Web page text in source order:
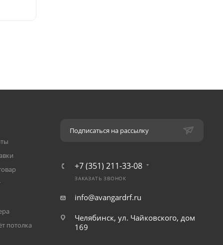
потолка
Подписаться на рассылку
+7 (351) 211-33-08
ЗАКАЗАТЬ ЗВОНОК
info@avangardrf.ru
Челябинск, ул. Чайковского, дом
169